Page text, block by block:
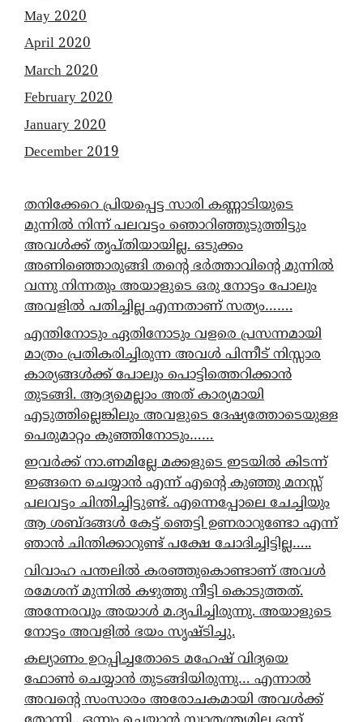
May 2020
April 2020
March 2020
February 2020
January 2020
December 2019
തനിക്കേറെ പ്രിയപ്പെട്ട സാരി കണ്ണാടിയുടെ
മുന്നിൽ നിന്ന് പലവട്ടം ഞൊറിഞ്ഞുടുത്തിട്ടും
അവൾക്ക് തൃപ്തിയായില്ല. ഒടുക്കം
അണിഞ്ഞൊരുങ്ങി തന്റെ ഭർത്താവിന്റെ മുന്നിൽ
വന്നു നിന്നതും അയാളുടെ ഒരു നോട്ടം പോലും
അവളിൽ പതിച്ചില്ല എന്നതാണ് സത്യം…….
എന്തിനോടും ഏതിനോടും വളരെ പ്രസന്നമായി
മാത്രം പ്രതികരിച്ചിരുന്ന അവൾ പിന്നീട് നിസ്സാര
കാര്യങ്ങൾക്ക് പോലും പൊട്ടിത്തെറിക്കാൻ
തുടങ്ങി. ആദ്യമെല്ലാം അത് കാര്യമായി
എടുത്തില്ലെങ്കിലും അവളുടെ ദേഷ്യത്തോടെയുള്ള
പെരുമാറ്റം കുഞ്ഞിനോടും……
ഇവർക്ക് നാ.ണമില്ലേ മക്കളുടെ ഇടയിൽ കിടന്ന്
ഇങ്ങനെ ചെയ്യാൻ എന്ന് എന്റെ കുഞ്ഞു മനസ്സ്
പലവട്ടം ചിന്തിച്ചിട്ടുണ്ട്. എന്നെപ്പോലെ ചേച്ചിയും
ആ ശബ്ദങ്ങൾ കേട്ട് ഞെട്ടി ഉണരാറുണ്ടോ എന്ന്
ഞാൻ ചിന്തിക്കാറുണ്ട് പക്ഷേ ചോദിച്ചിട്ടില്ല…..
വിവാഹ പന്തലിൽ കരഞ്ഞുകൊണ്ടാണ് അവൾ
രമേശന് മുന്നിൽ കഴുത്തു നീട്ടി കൊടുത്തത്.
അന്നേരവും അയാൾ മ.ദ്യപിച്ചിരുന്നു. അയാളുടെ
നോട്ടം അവളിൽ ഭയം സൃഷ്ടിച്ചു.
കല്യാണം ഉറപ്പിച്ചതോടെ മഹേഷ് വിദ്യയെ
ഫോൺ ചെയ്യാൻ തുടങ്ങിയിരുന്നു… എന്നാൽ
അവന്റെ സംസാരം അരോചകമായി അവൾക്ക്